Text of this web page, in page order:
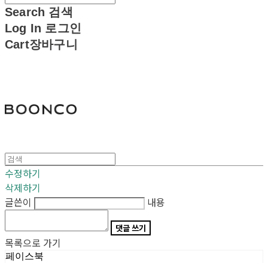
Search 검색
Log In 로그인
Cart장바구니
수정하기
삭제하기
글쓴이
내용
댓글 쓰기
목록으로 가기
페이스북